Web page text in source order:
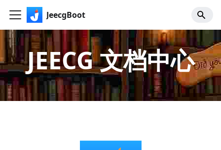
JeecgBoot
JEECG 文档中心